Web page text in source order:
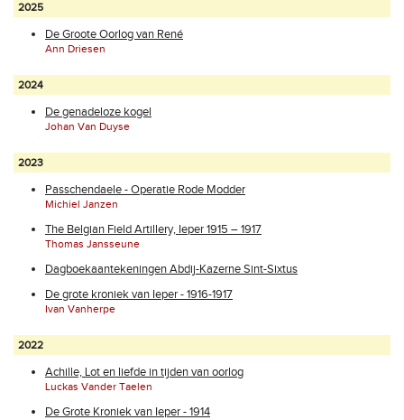
2025
De Groote Oorlog van René
Ann Driesen
2024
De genadeloze kogel
Johan Van Duyse
2023
Passchendaele - Operatie Rode Modder
Michiel Janzen
The Belgian Field Artillery, Ieper 1915 – 1917
Thomas Jansseune
Dagboekaantekeningen Abdij-Kazerne Sint-Sixtus
De grote kroniek van Ieper - 1916-1917
Ivan Vanherpe
2022
Achille, Lot en liefde in tijden van oorlog
Luckas Vander Taelen
De Grote Kroniek van Ieper - 1914